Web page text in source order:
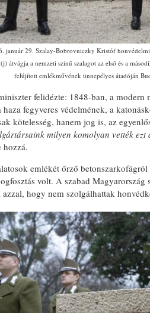
január 29. Szalay-Bobrovniczky Kristóf
átvágja a nemzeti színű szalagot az első és a
felújított emlékművének ünnepélyes átadóján
felidézte: 1848-ban, a modern
fegyveres védelmének, a
kötelesség, hanem jog is, az
milyen komolyan vették ezt
hozzá.
emlékét őrző
volt. A szabad
hogy nem szolgálhattak